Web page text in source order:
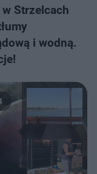
Strzelcach
i wodną.